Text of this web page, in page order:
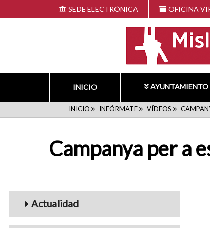
al
SEDE ELECTRÓNICA OFICINA
INICIO AYUNTAMIENTO
RUTA
DE
NAVEGACIÓN
INICIO INFÓRMATE VÍDEOS
Campanya per a
Menu_Videos
Actualidad